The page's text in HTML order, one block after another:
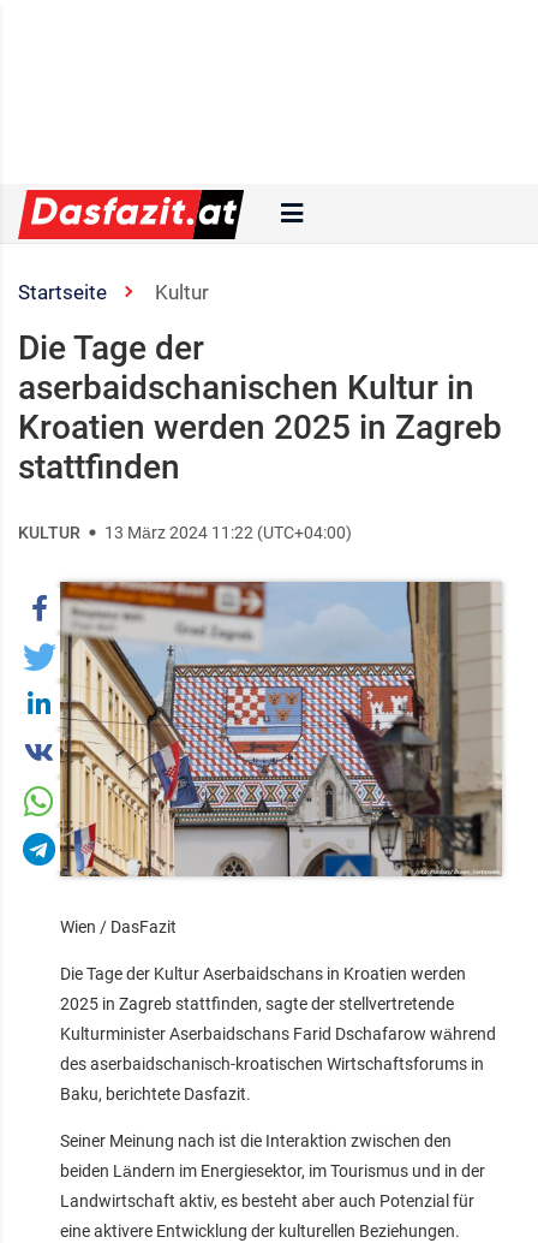
Startseite Kultur
Die Tage der
aserbaidschanischen Kultur in
Kroatien werden 2025 in Zagreb
stattfinden
KULTUR 13 März 2024 11:22 (UTC+04:00)
Wien / DasFazit
Die Tage der Kultur Aserbaidschans in Kroatien werden
2025 in Zagreb stattfinden, sagte der stellvertretende
Kulturminister Aserbaidschans Farid Dschafarow während
des aserbaidschanisch-kroatischen Wirtschaftsforums in
Baku, berichtete Dasfazit.
Seiner Meinung nach ist die Interaktion zwischen den
beiden Ländern im Energiesektor, im Tourismus und in der
Landwirtschaft aktiv, es besteht aber auch Potenzial für
eine aktivere Entwicklung der kulturellen Beziehungen.